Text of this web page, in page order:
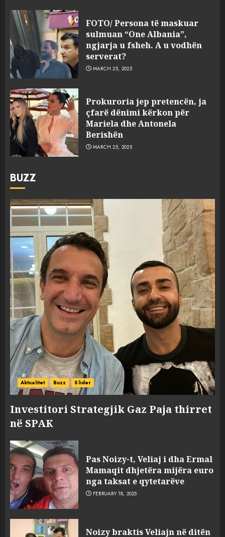
FOTO/ Persona të maskuar
sulmuan “One Albania”,
ngjarja u fsheh. A u vodhën
serverat?
MARCH 25, 2025
Prokuroria jep pretencën, ja
çfarë dënimi kërkon për
Mariela dhe Antonela
Berishën
MARCH 25, 2025
BUZZ
Aktualitet Buzz Slider
Investitori Strategjik Gaz Paja thirret
në SPAK
Pas Noizy-t, Veliaj i dha Ermal
Mamaqit dhjetëra mijëra euro
nga taksat e qytetarëve
FEBRUARY 18, 2025
Noizy braktis Veliajn në ditën
sulmuan “One Albania”,